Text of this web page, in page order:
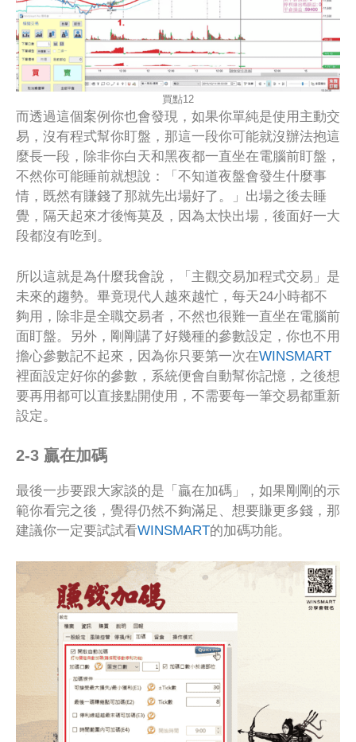
買點12
而透過這個案例你也會發現，如果你單純是使用主動交
易，沒有程式幫你盯盤，那這一段你可能就沒辦法抱這
麼長一段，除非你白天和黑夜都一直坐在電腦前盯盤，
不然你可能睡前就想說：「不知道夜盤會發生什麼事
情，既然有賺錢了那就先出場好了。」出場之後去睡
覺，隔天起來才後悔莫及，因為太快出場，後面好一大
段都沒有吃到。
所以這就是為什麼我會說，「主觀交易加程式交易」是
未來的趨勢。畢竟現代人越來越忙，每天24小時都不
夠用，除非是全職交易者，不然也很難一直坐在電腦前
面盯盤。另外，剛剛講了好幾種的參數設定，你也不用
擔心參數記不起來，因為你只要第一次在WINSMART
裡面設定好你的參數，系統便會自動幫你記憶，之後想
要再用都可以直接點開使用，不需要每一筆交易都重新
設定。
2-3 贏在加碼
最後一步要跟大家談的是「贏在加碼」，如果剛剛的示
範你看完之後，覺得仍然不夠滿足、想要賺更多錢，那
建議你一定要試試看WINSMART的加碼功能。